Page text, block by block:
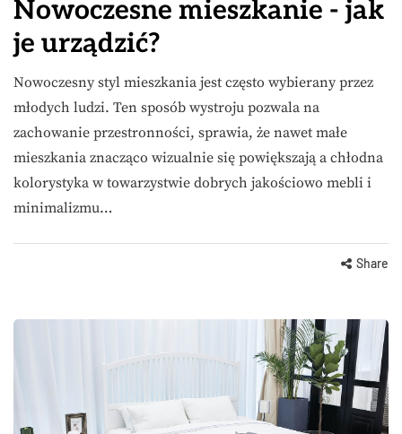
Nowoczesne mieszkanie - jak
je urządzić?
Nowoczesny styl mieszkania jest często wybierany przez
młodych ludzi. Ten sposób wystroju pozwala na
zachowanie przestronności, sprawia, że nawet małe
mieszkania znacząco wizualnie się powiększają a chłodna
kolorystyka w towarzystwie dobrych jakościowo mebli i
minimalizmu…
Share